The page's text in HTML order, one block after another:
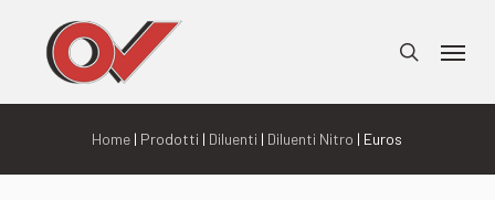
search
Menu
Home | Prodotti | Diluenti | Diluenti Nitro | Euros